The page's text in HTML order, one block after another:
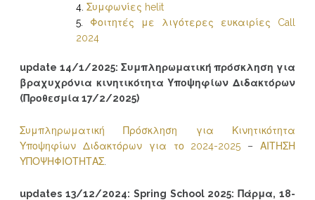
Συμφωνίες helit
Φοιτητές με λιγότερες ευκαιρίες Call
2024
update 14/1/2025: Συμπληρωματική πρόσκληση για
βραχυχρόνια κινητικότητα Υποψηφίων Διδακτόρων
(Προθεσμία 17/2/2025)
Συμπληρωματική Πρόσκληση για Κινητικότητα
Υποψηφίων Διδακτόρων για το 2024-2025 –ΑΙΤΗΣΗ
ΥΠΟΨΗΦΙΟΤΗΤΑΣ.
updates 13/12/2024: Spring School2025: Πάρμα, 18-